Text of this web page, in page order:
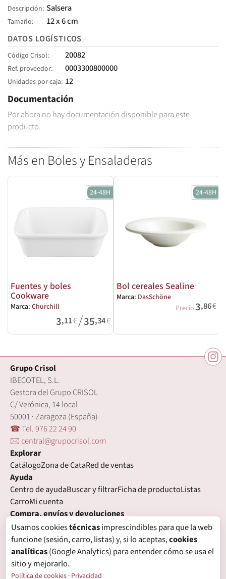
Descripción Salsera
Tamaño
12 x 6 cm
DATOS LOGÍSTICOS
Código Crisol 20082
Ref. proveedor 0003300800000
Unidades por caja 12
Documentación
Por ahora no hay documentación disponible para este
producto.
Más en Boles y Ensaladeras
24-48H
Fuentes y boles
Cookware
Marca: Churchill
3,11€/35,34€
24-48H
Bol cereales Sealine
Marca: DasSchöne
Precio3,86€
Grupo Crisol
IBECOTEL, S.L.
Gestora del Grupo CRISOL
C/ Verónica, 14 local
50001 · Zaragoza (España)
☎ Tel. 976 22 24 90
🖂 central@grupocrisol.com
Explorar
CatálogoZona de CataRed de ventas
Ayuda
Centro de ayudaBuscar y filtrarFicha de productoListas
CarroMi cuenta
Compra, envíos y devoluciones
Condiciones de compraFormas de pagoGastos de envío
Plazos de entregaDevolucionesGarantía
Legal
Aviso legalPrivacidad
Política de cookiesPreferencias de cookies
Usamos cookiestécnicasimprescindibles para que la web
funcione (sesión, carro, listas) y, si lo aceptas,cookies
analíticas(Google Analytics) para entender cómo se usa el
sitio y mejorarlo.
Política de cookies · Privacidad